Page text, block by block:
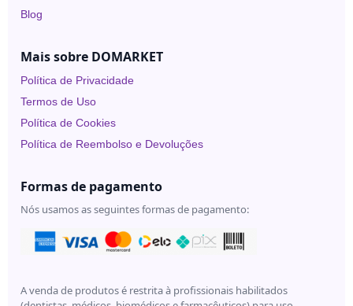
Blog
Mais sobre DOMARKET
Política de Privacidade
Termos de Uso
Política de Cookies
Política de Reembolso e Devoluções
Formas de pagamento
Nós usamos as seguintes formas de pagamento:
A venda de produtos é restrita à profissionais habilitados